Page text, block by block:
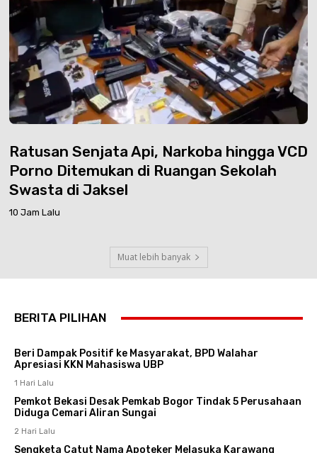
Ratusan Senjata Api, Narkoba hingga VCD
Porno Ditemukan di Ruangan Sekolah
Swasta di Jaksel
10 Jam Lalu
Muat lebih banyak
BERITA PILIHAN
Beri Dampak Positif ke Masyarakat, BPD Walahar
Apresiasi KKN Mahasiswa UBP
1 Hari Lalu
Pemkot Bekasi Desak Pemkab Bogor Tindak 5 Perusahaan
Diduga Cemari Aliran Sungai
2 Hari Lalu
Sengketa Catut Nama Apoteker Melasuka Karawang